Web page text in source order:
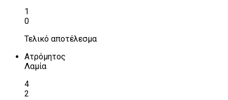
1
0
Τελικό αποτέλεσμα
Ατρόμητος
Λαμία
4
2